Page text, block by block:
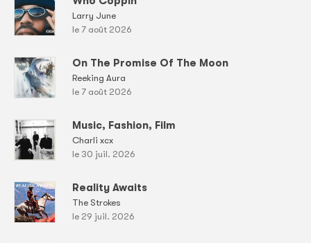
Larry June
le 7 août 2026
On The Promise Of The Moon
Reeking Aura
le 7 août 2026
Music, Fashion, Film
Charli xcx
le 30 juil. 2026
Reality Awaits
The Strokes
le 29 juil. 2026